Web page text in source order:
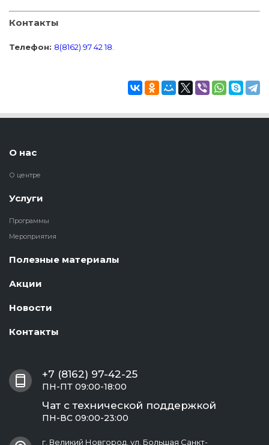
Контакты
Телефон: 8(8162) 97 42 18
О нас
О центре
Услуги
Программы
Мероприятия
Полезные материалы
Акции
Новости
Контакты
+7 (8162) 97-42-25
ПН-ПТ 09:00-18:00
Чат с технической поддержкой
ПН-ВС 09:00-23:00
г. Великий Новгород, ул. Большая Санкт-